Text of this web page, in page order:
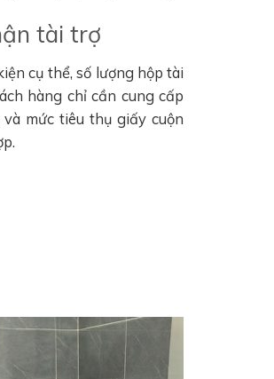
tài trợ
cụ thể, số lượng hộp tài
hàng chỉ cần cung cấp
mức tiêu thụ giấy cuộn